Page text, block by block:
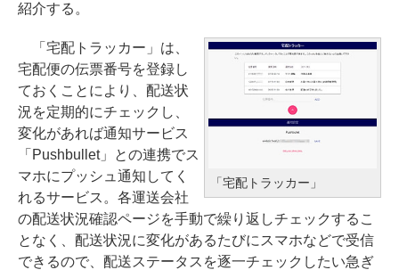
紹介する。
「宅配トラッカー」
「宅配トラッカー」は、
宅配便の伝票番号を登録し
ておくことにより、配送状
況を定期的にチェックし、
変化があれば通知サービス
「Pushbullet」との連携でス
マホにプッシュ通知してく
れるサービス。各運送会社
の配送状況確認ページを手動で繰り返しチェックするこ
となく、配送状況に変化があるたびにスマホなどで受信
できるので、配送ステータスを逐一チェックしたい急ぎ